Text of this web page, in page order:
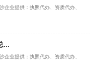
企业提供：执照代办、资质代办、
...
企业提供：执照代办、资质代办、